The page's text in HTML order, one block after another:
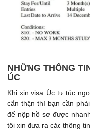
NHỮNG THÔNG
ÚC
Khi xin visa Úc tự túc
cẩn thận thì bạn cần
để nộp hồ sơ được
tôi xin đưa ra các thông